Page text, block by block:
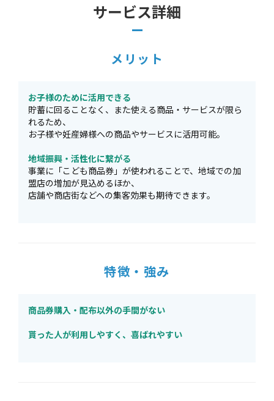
サービス詳細
メリット
お子様のために活用できる
貯蓄に回ることなく、また使える商品・サービスが限ら
れるため、
お子様や妊産婦様への商品やサービスに活用可能。
地域振興・活性化に繋がる
事業に「こども商品券」が使われることで、地域での加
盟店の増加が見込めるほか、
店舗や商店街などへの集客効果も期待できます。
特徴・強み
商品券購入・配布以外の手間がない
貰った人が利用しやすく、喜ばれやすい